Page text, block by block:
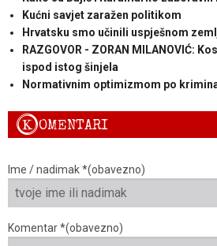
Kućni savjet zaražen politikom
Hrvatsku smo učinili uspješnom
RAZGOVOR - ZORAN MILANOVIĆ:
ispod istog šinjela
Normativnim optimizmom po
KOMENTARI
Ime / nadimak *(obavezno)
Komentar *(obavezno)